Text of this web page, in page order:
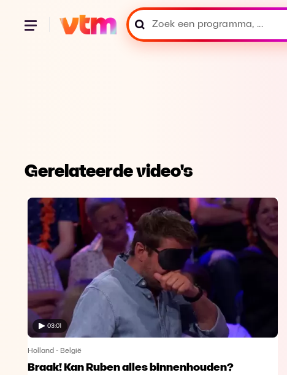
Gerelateerde video's
03:01
Holland - België
Braak! Kan Ruben alles binnenhouden?